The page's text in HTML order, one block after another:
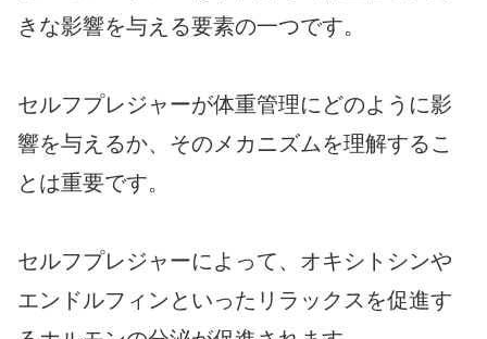
きな影響を与える要素の一つです。
セルフプレジャーが体重管理にどのように影
響を与えるか、そのメカニズムを理解するこ
とは重要です。
セルフプレジャーによって、オキシトシンや
エンドルフィンといったリラックスを促進す